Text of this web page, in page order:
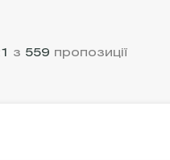
з 559 пропозиції